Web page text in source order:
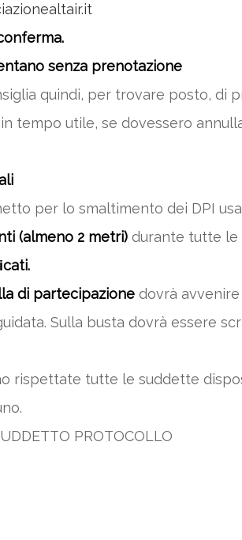
senza prenotazione
quindi, per trovare posto, di
tempo utile, se dovessero
per lo smaltimento dei DPI
(almeno 2 metri) durante tutte le
di partecipazione dovrà
Sulla busta dovrà essere
rispettate tutte le suddette
PROTOCOLLO